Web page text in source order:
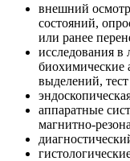
внешний
состояний,
или ранее
исследования в
биохимические
выделений,
аппаратные
магнитно-